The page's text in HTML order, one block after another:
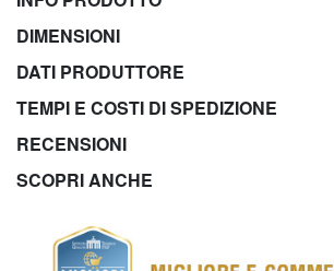
DIMENSIONI
DATI PRODUTTORE
TEMPI E COSTI DI SPEDIZIONE
RECENSIONI
SCOPRI ANCHE